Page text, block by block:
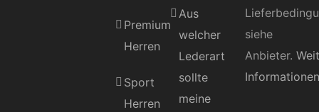
Premium
Herren
Sport
Herren
Aus
welcher
Lederart
sollte
meine
siehe
Anbieter.
Informationen